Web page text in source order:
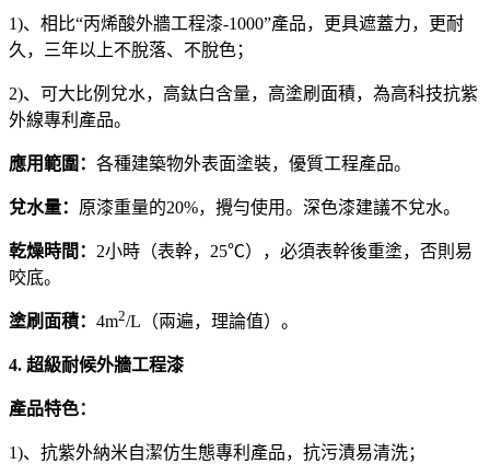
1)、相比“丙烯酸外牆工程漆-1000”產品，更具遮蓋力，更耐
久，三年以上不脫落、不脫色；
2)、可大比例兌水，高鈦白含量，高塗刷面積，為高科技抗紫
外線專利產品。
應用範圍： 各種建築物外表面塗裝，優質工程產品。
兌水量： 原漆重量的20%，攪勻使用。深色漆建議不兌水。
乾燥時間： 2小時（表幹，25℃），必須表幹後重塗，否則易
咬底。
塗刷面積： 4m2/L（兩遍，理論值）。
4. 超級耐候外牆工程漆
產品特色：
1)、抗紫外納米自潔仿生態專利產品，抗污漬易清洗；